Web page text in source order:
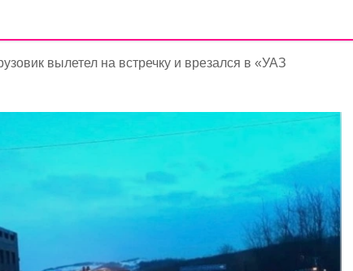
вылетел на встречку и врезался в «УАЗ